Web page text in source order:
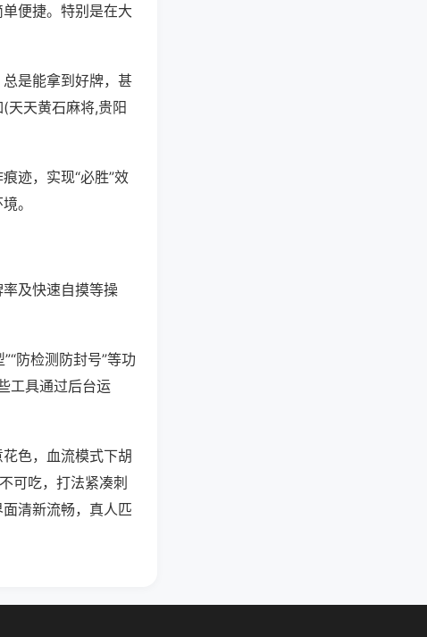
便捷。特别是在大
是能拿到好牌，甚
天天黄石麻将,贵阳
迹，实现“必胜”效
。
及快速自摸等操
防检测防封号”等功
工具通过后台运
色，血流模式下胡
可吃，打法紧凑刺
清新流畅，真人匹